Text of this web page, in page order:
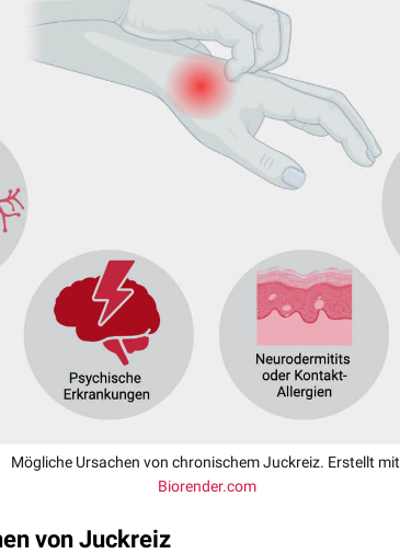
Mögliche Ursachen von chronischem Juckreiz. Erstellt mit
Biorender.com
von Juckreiz